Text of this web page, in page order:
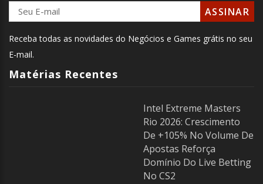
Receba todas as novidades do Negócios e Games grátis no seu
E-mail.
Matérias Recentes
Intel Extreme Masters
Rio 2026: Crescimento
De +105% No Volume De
Apostas Reforça
Domínio Do Live Betting
No CS2